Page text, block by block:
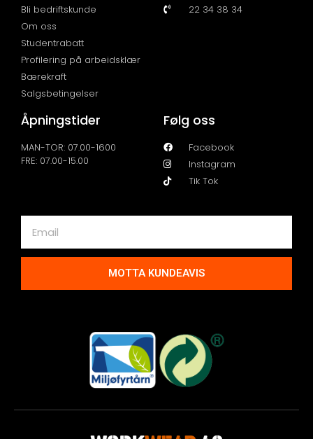
Bli bedriftskunde
Om oss
Studentrabatt
Profilering på arbeidsklær
Bærekraft
Salgsbetingelser
22 34 38 34
Åpningstider
MAN-TOR: 07.00-1600
FRE: 07.00-15.00
Følg oss
Facebook
Instagram
Tik Tok
MOTTA KUNDEAVIS